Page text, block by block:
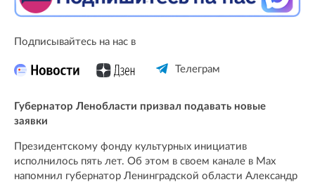
Подписывайтесь на нас в
Телеграм
Губернатор Ленобласти призвал подавать новые
заявки
Президентскому фонду культурных инициатив
исполнилось пять лет. Об этом в своем канале в Max
напомнил губернатор Ленинградской области Александр